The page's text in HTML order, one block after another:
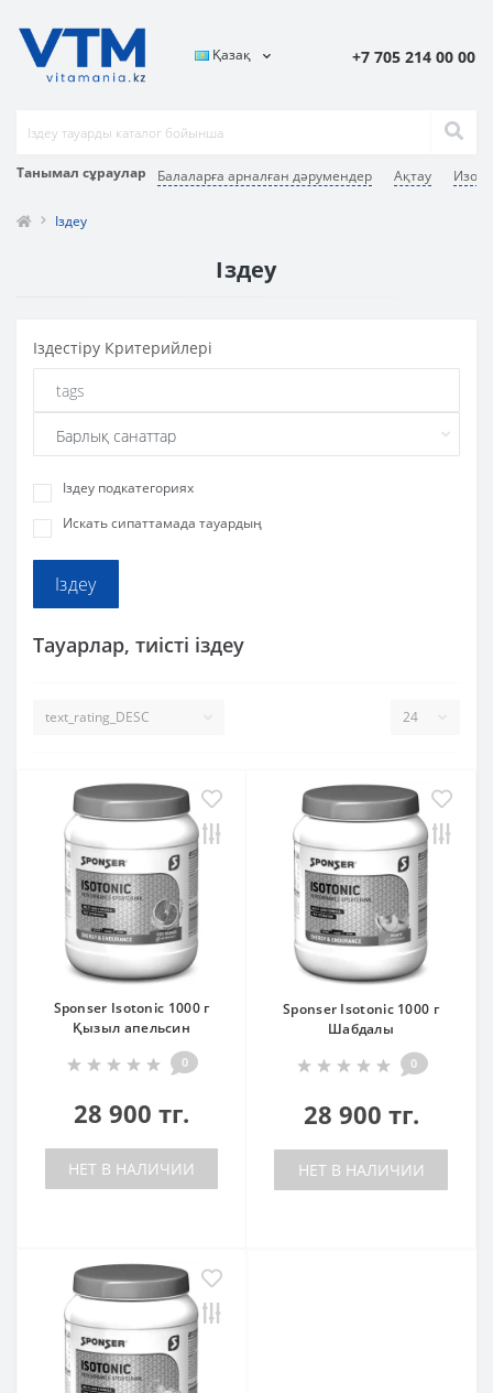
Танымал сұраулар Балаларға арналған дәрумендер Ақтау
Қазақ +7 705 214 00 00
Іздеу
Іздеу
Iздестіру Критерийлері
Іздеу подкатегориях
Искать сипаттамада тауардың
Тауарлар, тиісті іздеу
Sponser Isotonic 1000 г
Қызыл апельсин
0
28 900 тг.
НЕТ В НАЛИЧИИ
Sponser Isotonic 1000 г
Шабдалы
0
28 900 тг.
НЕТ В НАЛИЧИИ